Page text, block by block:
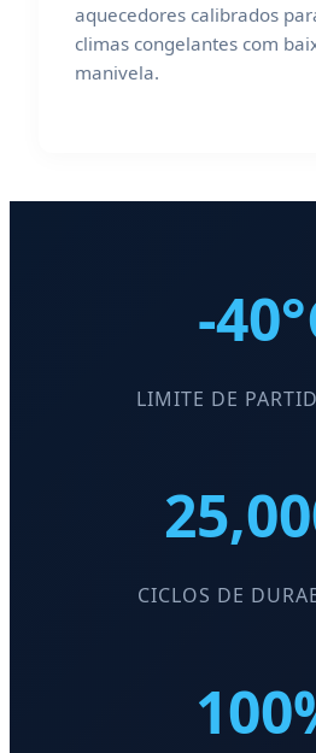
aquecedores calibrados
climas congelantes com
manivela.
-
LIMITE DE
CICLOS DE